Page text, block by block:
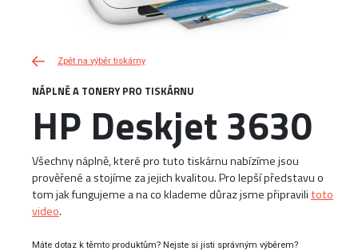
Zpět na výběr tiskárny
NÁPLNĚ A TONERY PRO TISKÁRNU
HP Deskjet 3630
Všechny náplně, které pro tuto tiskárnu nabízíme jsou
prověřené a stojíme za jejich kvalitou. Pro lepší představu o
tom jak fungujeme a na co klademe důraz jsme připravilitoto
video.
Máte dotaz k těmto produktům? Nejste si jisti správným výběrem?